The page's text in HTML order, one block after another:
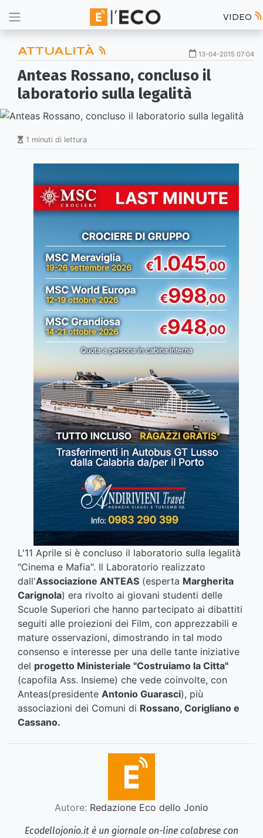
VIDEO
ATTUALITÀ 13-04-2015 07:04
Anteas Rossano, concluso il
laboratorio sulla legalità
1 minuti di lettura
L'11 Aprile si è concluso il laboratorio sulla legalità
"Cinema e Mafia". Il Laboratorio realizzato
dall'Associazione ANTEAS (esperta Margherita
Carignola) era rivolto ai giovani studenti delle
Scuole Superiori che hanno partecipato ai dibattiti
seguiti alle proiezioni dei Film, con apprezzabili e
mature osservazioni, dimostrando in tal modo
consenso e interesse per una delle tante iniziative
del progetto Ministeriale "Costruiamo la Citta"
(capofila Ass. Insieme) che vede coinvolte, con
Anteas(presidente Antonio Guarasci), più
associazioni dei Comuni di Rossano, Corigliano e
Cassano.
Autore: Redazione Eco dello Jonio
Ecodellojonio.it è un giornale on-line calabrese con